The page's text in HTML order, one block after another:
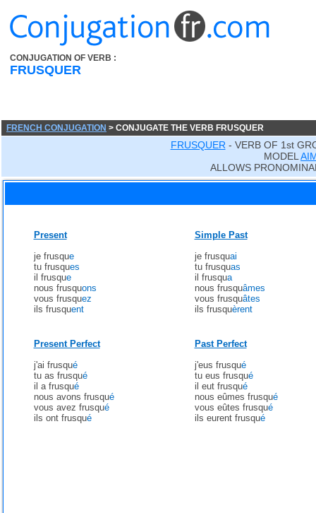
CONJUGATION OF VERB :
FRUSQUER
FRENCH CONJUGATION > CONJUGATE THE VERB FRUSQUER
FRUSQUER - VERB OF 1st
MODEL
ALLOWS
Present
je frusque
tu frusques
il frusque
nous frusquons
vous frusquez
ils frusquent
Simple Past
je frusquai
tu frusquas
il frusqua
nous frusquâmes
vous frusquâtes
ils frusquèrent
Present Perfect
j'ai frusqué
tu as frusqué
il a frusqué
nous avons frusqué
vous avez frusqué
ils ont frusqué
Past Perfect
j'eus frusqué
tu eus frusqué
il eut frusqué
nous eûmes frusqué
vous eûtes frusqué
ils eurent frusqué